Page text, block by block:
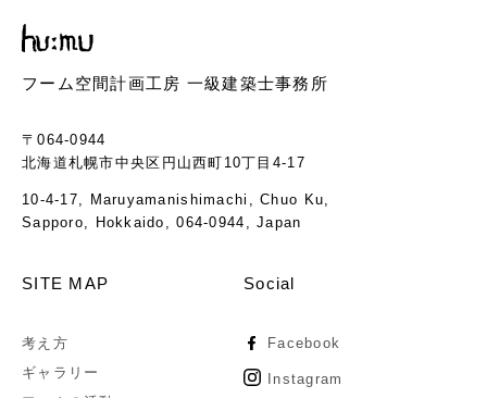
フーム空間計画工房 一級建築士事務所
〒064-0944
北海道札幌市中央区円山西町10丁目4-17
10-4-17, Maruyamanishimachi, Chuo Ku,
Sapporo, Hokkaido, 064-0944, Japan
SITE MAP
考え方
ギャラリー
Social
Facebook
Instagram